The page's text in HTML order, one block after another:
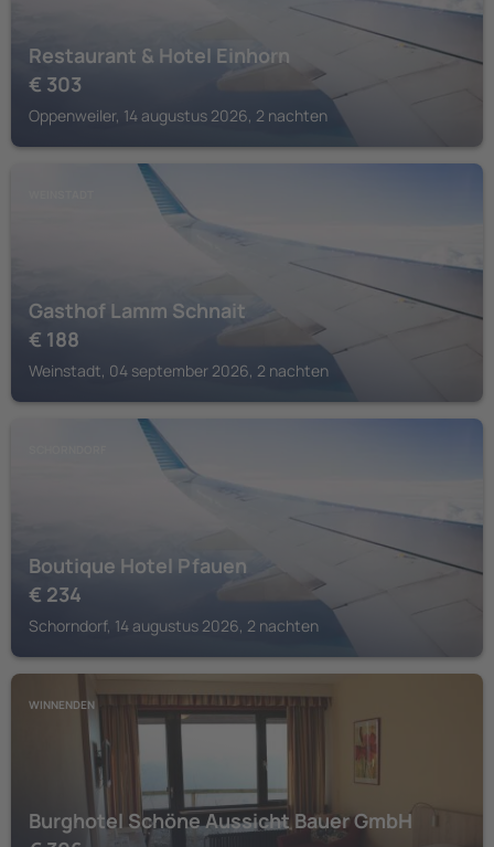
Restaurant & Hotel Einhorn
€ 303
Oppenweiler, 14 augustus 2026, 2 nachten
Gasthof Lamm Schnait
€ 188
Weinstadt, 04 september 2026, 2 nachten
Boutique Hotel Pfauen
€ 234
Schorndorf, 14 augustus 2026, 2 nachten
WINNENDEN
Burghotel Schöne Aussicht Bauer GmbH